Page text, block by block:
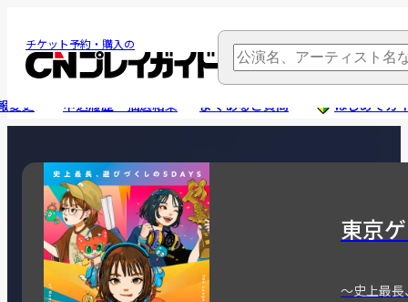
チケット予約・購入の
変更 申込履歴・抽選結果 よくあるご質問 はじめてガ
東京
～史上最長